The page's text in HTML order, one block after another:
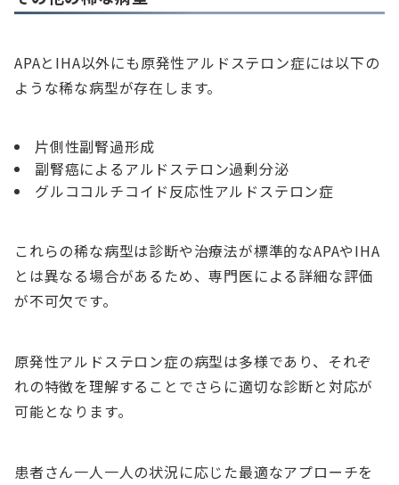
APAとIHA以外にも原発性アルドステロン症には以下の
ような稀な病型が存在します。
片側性副腎過形成
副腎癌によるアルドステロン過剰分泌
グルココルチコイド反応性アルドステロン症
これらの稀な病型は診断や治療法が標準的なAPAやIHA
とは異なる場合があるため、専門医による詳細な評価
が不可欠です。
原発性アルドステロン症の病型は多様であり、それぞ
れの特徴を理解することでさらに適切な診断と対応が
可能となります。
患者さん一人一人の状況に応じた最適なアプローチを